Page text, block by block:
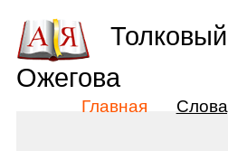
Ожегова
Главная